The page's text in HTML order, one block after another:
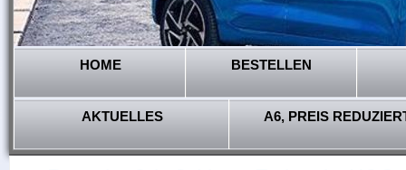
HOME BESTELLEN
AKTUELLES A6, PREIS